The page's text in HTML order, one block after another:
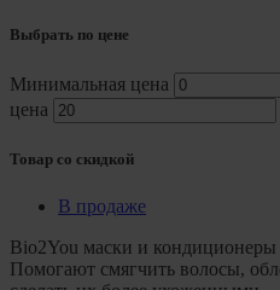
Выбрать по цене
Минимальная цена
цена
Товар со скидкой
В продаже
Bio2You маски и кондиционеры
Помогают смягчить волосы,